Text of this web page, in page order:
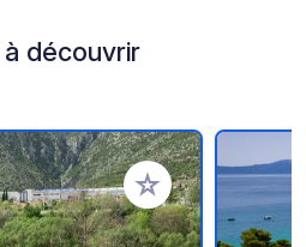
à découvrir
Ajouter à vos